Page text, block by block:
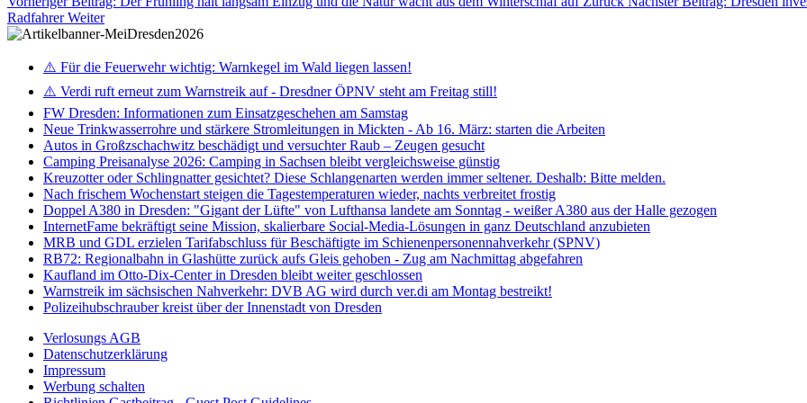
RadfahrerWeiter
⚠️ Für die Feuerwehr wichtig: Warnkegel im Wald liegen lassen!
⚠️ Verdi ruft erneut zum Warnstreik auf - Dresdner ÖPNV steht am Freitag still!
FW Dresden: Informationen zum Einsatzgeschehen am Samstag
Neue Trinkwasserrohre und stärkere Stromleitungen in Mickten - Ab 16. März: starten die Arbeiten
Autos in Großzschachwitz beschädigt und versuchter Raub – Zeugen gesucht
Camping Preisanalyse 2026: Camping in Sachsen bleibt vergleichsweise günstig
Kreuzotter oder Schlingnatter gesichtet? Diese Schlangenarten werden immer seltener. Deshalb: Bitte melden.
Nach frischem Wochenstart steigen die Tagestemperaturen wieder, nachts verbreitet frostig
Doppel A380 in Dresden: "Gigant der Lüfte" von Lufthansa landete am Sonntag - weißer A380 aus der Halle gezogen
InternetFame bekräftigt seine Mission, skalierbare Social-Media-Lösungen in ganz Deutschland anzubieten
MRB und GDL erzielen Tarifabschluss für Beschäftigte im Schienenpersonennahverkehr (SPNV)
RB72: Regionalbahn in Glashütte zurück aufs Gleis gehoben - Zug am Nachmittag abgefahren
Kaufland im Otto-Dix-Center in Dresden bleibt weiter geschlossen
Warnstreik im sächsischen Nahverkehr: DVB AG wird durch ver.di am Montag bestreikt!
Polizeihubschrauber kreist über der Innenstadt von Dresden
Verlosungs AGB
Datenschutzerklärung
Impressum
Werbung schalten